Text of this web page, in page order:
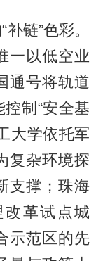
链”色彩。
一以低空业
通号将轨道
制“安全基
大学依托军
复杂环境探
支撑；珠海
革试点城
示范区的先